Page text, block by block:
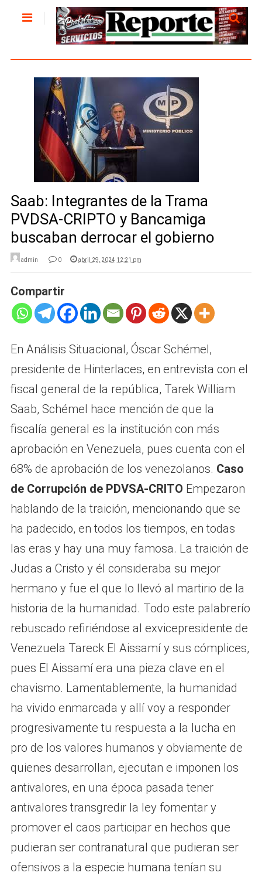
Saab: Integrantes de la Trama
PVDSA-CRIPTO y Bancamiga
buscaban derrocar el gobierno
admin 0 abril 29, 2024 12:21 pm
Compartir
En Análisis Situacional, Óscar Schémel,
presidente de Hinterlaces, en entrevista con el
fiscal general de la república, Tarek William
Saab, Schémel hace mención de que la
fiscalía general es la institución con más
aprobación en Venezuela, pues cuenta con el
68% de aprobación de los venezolanos. Caso
de Corrupción de PDVSA-CRITO Empezaron
hablando de la traición, mencionando que se
ha padecido, en todos los tiempos, en todas
las eras y hay una muy famosa. La traición de
Judas a Cristo y él consideraba su mejor
hermano y fue el que lo llevó al martirio de la
historia de la humanidad. Todo este palabrerío
rebuscado refiriéndose al exvicepresidente de
Venezuela Tareck El Aissamí y sus cómplices,
pues El Aissamí era una pieza clave en el
chavismo. Lamentablemente, la humanidad
ha vivido enmarcada y allí voy a responder
progresivamente tu respuesta a la lucha en
pro de los valores humanos y obviamente de
quienes desarrollan, ejecutan e imponen los
antivalores, en una época pasada tener
antivalores transgredir la ley fomentar y
promover el caos participar en hechos que
pudieran ser contranatural que pudieran ser
ofensivos a la especie humana tenían su